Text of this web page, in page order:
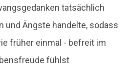
tatsächlich
und Ängste handelte, sodass
früher einmal - befreit im
fühlst